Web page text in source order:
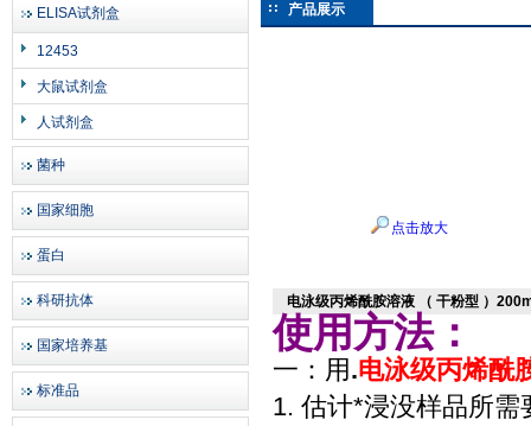
上海邦景实业有限公司
ELISA试剂盒
12453
大鼠试剂盒
人试剂盒
菌种
国家细胞
蛋白
科研抗体
国家培养基
标准品
产品展示
点击放大
电泳级丙烯酰胺溶液 （ 干粉型 ）
使用方法：
一：用 .电泳级丙烯酰
1. 估计*浸没样品所